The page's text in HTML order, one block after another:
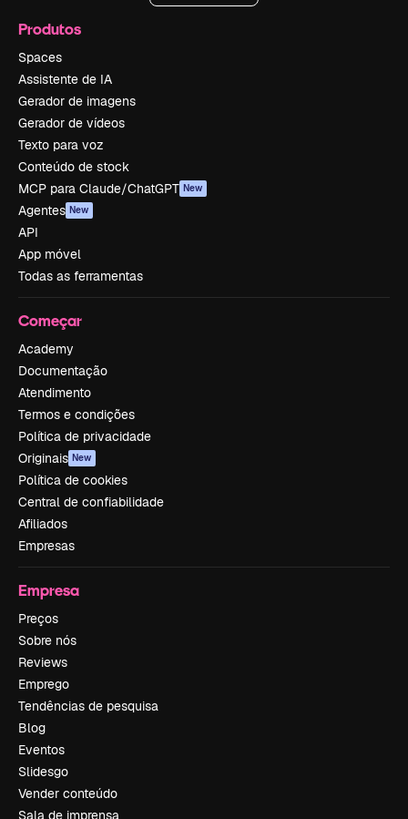
Produtos
Spaces
Assistente de IA
Gerador de imagens
Gerador de vídeos
Texto para voz
Conteúdo de stock
MCP para Claude/ChatGPT New
Agentes New
API
App móvel
Todas as ferramentas
Começar
Academy
Documentação
Atendimento
Termos e condições
Política de privacidade
Originais New
Política de cookies
Central de confiabilidade
Afiliados
Empresas
Empresa
Preços
Sobre nós
Reviews
Emprego
Tendências de pesquisa
Blog
Eventos
Slidesgo
Vender conteúdo
Sala de imprensa